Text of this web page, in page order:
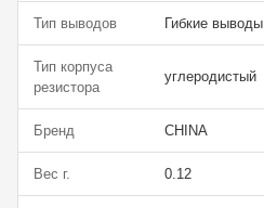
Тип выводов Гибкие выводы
Тип корпуса
резистора
углеродистый
Бренд CHINA
Вес г. 0.12